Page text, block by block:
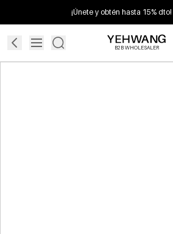
¡Únete y obtén hasta 15%
B2B WHOLESALER